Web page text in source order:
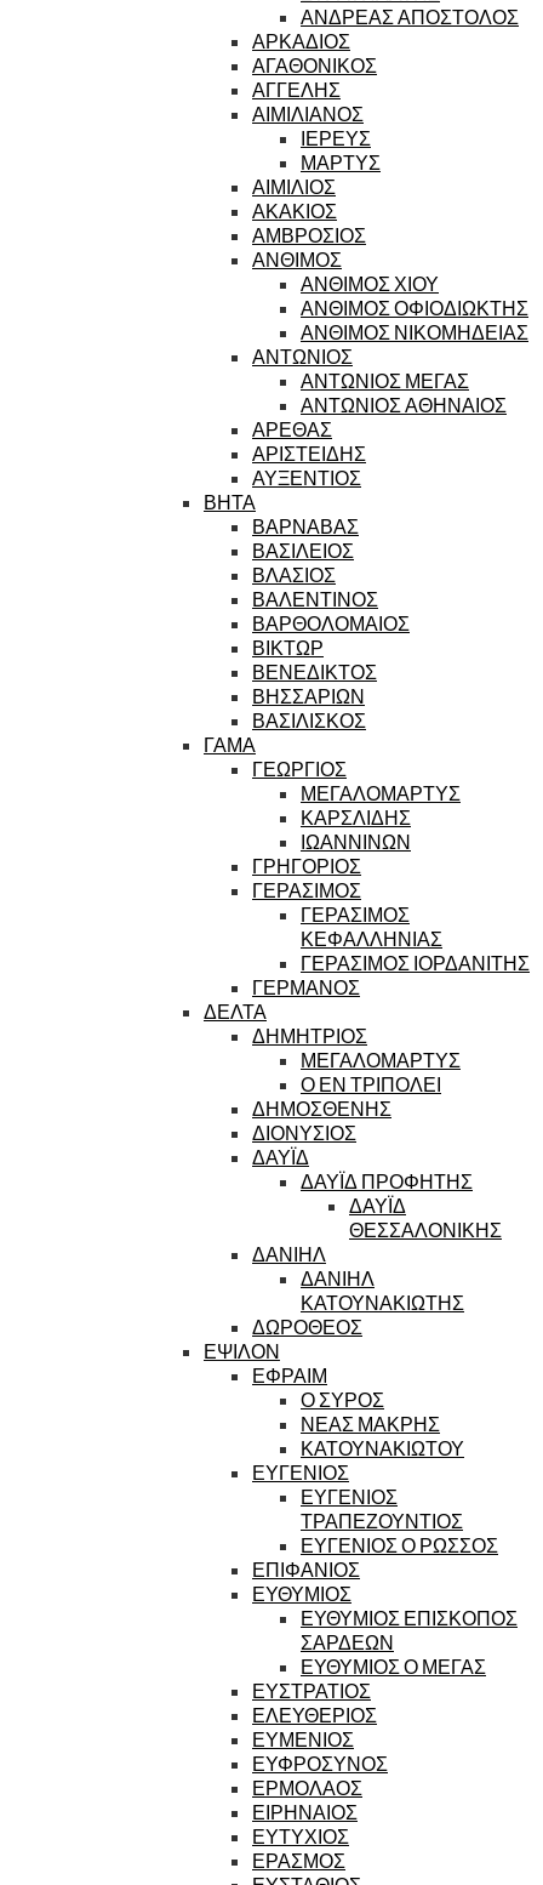
ΑΝΔΡΕΑΣ ΑΠΟΣΤΟΛΟΣ
ΑΡΚΑΔΙΟΣ
ΑΓΑΘΟΝΙΚΟΣ
ΑΓΓΕΛΗΣ
ΑΙΜΙΛΙΑΝΟΣ
ΙΕΡΕΥΣ
ΜΑΡΤΥΣ
ΑΙΜΙΛΙΟΣ
ΑΚΑΚΙΟΣ
ΑΜΒΡΟΣΙΟΣ
ΑΝΘΙΜΟΣ
ΑΝΘΙΜΟΣ ΧΙΟΥ
ΑΝΘΙΜΟΣ ΟΦΙΟΔΙΩΚΤΗΣ
ΑΝΘΙΜΟΣ ΝΙΚΟΜΗΔΕΙΑΣ
ΑΝΤΩΝΙΟΣ
ΑΝΤΩΝΙΟΣ ΜΕΓΑΣ
ΑΝΤΩΝΙΟΣ ΑΘΗΝΑΙΟΣ
ΑΡΕΘΑΣ
ΑΡΙΣΤΕΙΔΗΣ
ΑΥΞΕΝΤΙΟΣ
ΒΗΤΑ
ΒΑΡΝΑΒΑΣ
ΒΑΣΙΛΕΙΟΣ
ΒΛΑΣΙΟΣ
ΒΑΛΕΝΤΙΝΟΣ
ΒΑΡΘΟΛΟΜΑΙΟΣ
ΒΙΚΤΩΡ
ΒΕΝΕΔΙΚΤΟΣ
ΒΗΣΣΑΡΙΩΝ
ΒΑΣΙΛΙΣΚΟΣ
ΓΑΜΑ
ΓΕΩΡΓΙΟΣ
ΜΕΓΑΛΟΜΑΡΤΥΣ
ΚΑΡΣΛΙΔΗΣ
ΙΩΑΝΝΙΝΩΝ
ΓΡΗΓΟΡΙΟΣ
ΓΕΡΑΣΙΜΟΣ
ΓΕΡΑΣΙΜΟΣ
ΚΕΦΑΛΛΗΝΙΑΣ
ΓΕΡΑΣΙΜΟΣ ΙΟΡΔΑΝΙΤΗΣ
ΓΕΡΜΑΝΟΣ
ΔΕΛΤΑ
ΔΗΜΗΤΡΙΟΣ
ΜΕΓΑΛΟΜΑΡΤΥΣ
Ο ΕΝ ΤΡΙΠΟΛΕΙ
ΔΗΜΟΣΘΕΝΗΣ
ΔΙΟΝΥΣΙΟΣ
ΔΑΥΪΔ
ΔΑΥΪΔ ΠΡΟΦΗΤΗΣ
ΔΑΥΪΔ
ΘΕΣΣΑΛΟΝΙΚΗΣ
ΔΑΝΙΗΛ
ΔΑΝΙΗΛ
ΚΑΤΟΥΝΑΚΙΩΤΗΣ
ΔΩΡΟΘΕΟΣ
ΕΨΙΛΟΝ
ΕΦΡΑΙΜ
Ο ΣΥΡΟΣ
ΝΕΑΣ ΜΑΚΡΗΣ
ΚΑΤΟΥΝΑΚΙΩΤΟΥ
ΕΥΓΕΝΙΟΣ
ΕΥΓΕΝΙΟΣ
ΤΡΑΠΕΖΟΥΝΤΙΟΣ
ΕΥΓΕΝΙΟΣ Ο ΡΩΣΣΟΣ
ΕΠΙΦΑΝΙΟΣ
ΕΥΘΥΜΙΟΣ
ΕΥΘΥΜΙΟΣ ΕΠΙΣΚΟΠΟΣ
ΣΑΡΔΕΩΝ
ΕΥΘΥΜΙΟΣ Ο ΜΕΓΑΣ
ΕΥΣΤΡΑΤΙΟΣ
ΕΛΕΥΘΕΡΙΟΣ
ΕΥΜΕΝΙΟΣ
ΕΥΦΡΟΣΥΝΟΣ
ΕΡΜΟΛΑΟΣ
ΕΙΡΗΝΑΙΟΣ
ΕΥΤΥΧΙΟΣ
ΕΡΑΣΜΟΣ